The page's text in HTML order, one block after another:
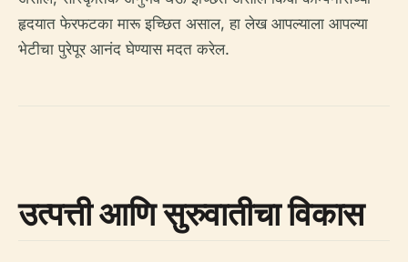
हृदयात फेरफटका मारू इच्छित असाल, हा लेख आपल्याला आपल्या
भेटीचा पुरेपूर आनंद घेण्यास मदत करेल.
उत्पत्ती आणि सुरुवातीचा विकास